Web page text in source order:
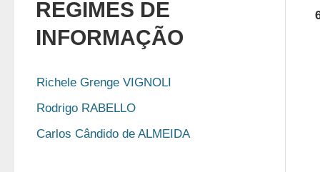
REGIMES DE
INFORMAÇÃO
Richele Grenge VIGNOLI
Rodrigo RABELLO
Carlos Cândido de ALMEIDA